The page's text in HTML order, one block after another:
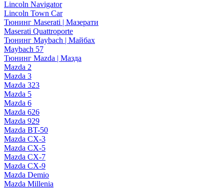
Lincoln Navigator
Lincoln Town Car
Тюнинг Maserati | Мазерати
Maserati Quattroporte
Тюнинг Maybach | Майбах
Maybach 57
Тюнинг Mazda | Мазда
Mazda 2
Mazda 3
Mazda 323
Mazda 5
Mazda 6
Mazda 626
Mazda 929
Mazda BT-50
Mazda CX-3
Mazda CX-5
Mazda CX-7
Mazda CX-9
Mazda Demio
Mazda Millenia